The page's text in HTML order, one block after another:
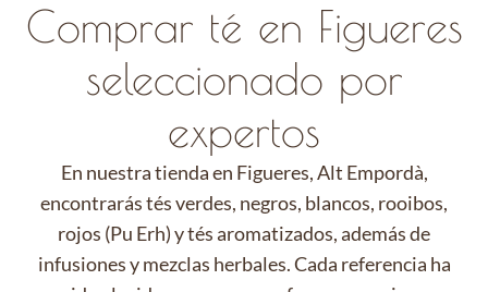
Comprar té en Figueres
seleccionado por
expertos
En nuestra tienda en Figueres, Alt Empordà,
encontrarás tés verdes, negros, blancos, rooibos,
rojos (Pu Erh) y tés aromatizados, además de
infusiones y mezclas herbales. Cada referencia ha